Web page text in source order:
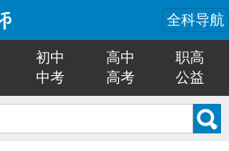
全科导航
初中 高中
职高
中考 高考 公益